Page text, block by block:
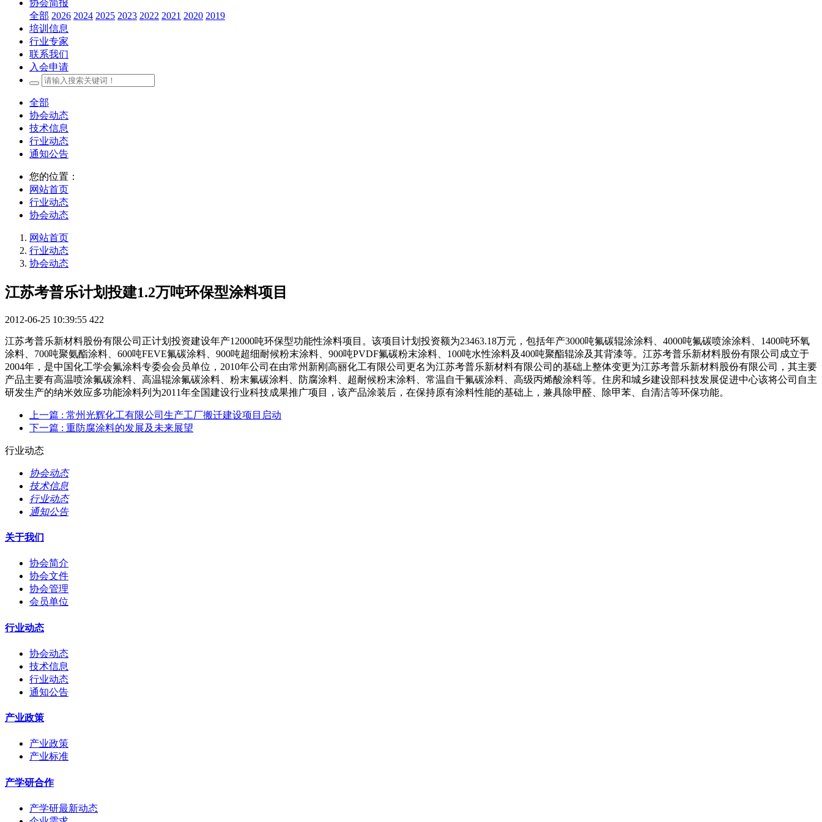
协会简报
全部 2026 2024 2025 2023 2022 2021 2020 2019
培训信息
行业专家
联系我们
入会申请
全部
协会动态
技术信息
行业动态
通知公告
您的位置：
网站首页
行业动态
协会动态
网站首页
行业动态
协会动态
江苏考普乐计划投建1.2万吨环保型涂料项目
2012-06-25 10:39:55 422
江苏考普乐新材料股份有限公司正计划投资建设年产12000吨环保型功能性涂料项目。该项目计划投资额为23463.18万元，包括年产3000吨氟碳辊涂涂料、4000吨氟碳喷涂涂料、1400吨环氧
涂料、700吨聚氨酯涂料、600吨FEVE氟碳涂料、900吨超细耐候粉末涂料、900吨PVDF氟碳粉末涂料、100吨水性涂料及400吨聚酯辊涂及其背漆等。江苏考普乐新材料股份有限公司成立于
2004年，是中国化工学会氟涂料专委会会员单位，2010年公司在由常州新刚高丽化工有限公司更名为江苏考普乐新材料有限公司的基础上整体变更为江苏考普乐新材料股份有限公司，其主要
产品主要有高温喷涂氟碳涂料、高温辊涂氟碳涂料、粉末氟碳涂料、防腐涂料、超耐候粉末涂料、常温自干氟碳涂料、高级丙烯酸涂料等。住房和城乡建设部科技发展促进中心该将公司自主
研发生产的纳米效应多功能涂料列为2011年全国建设行业科技成果推广项目，该产品涂装后，在保持原有涂料性能的基础上，兼具除甲醛、除甲苯、自清洁等环保功能。
上一篇 : 常州光辉化工有限公司生产工厂搬迁建设项目启动
下一篇 : 重防腐涂料的发展及未来展望
行业动态
协会动态
技术信息
行业动态
通知公告
关于我们
协会简介
协会文件
协会管理
会员单位
行业动态
协会动态
技术信息
行业动态
通知公告
产业政策
产业政策
产业标准
产学研合作
产学研最新动态